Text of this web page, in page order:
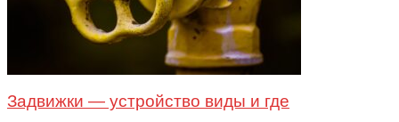
Задвижки — устройство виды и где